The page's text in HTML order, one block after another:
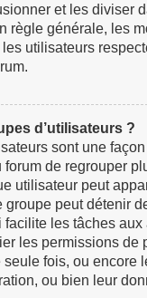
et les diviser
règle générale, les
utilisateurs
d’utilisateurs ?
sont une
forum de regrouper
utilisateur peut
groupe peut détenir
les tâches aux
les permissions de
fois, ou encore
ou bien leur